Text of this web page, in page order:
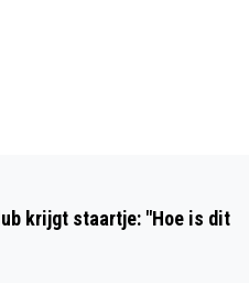
krijgt staartje: "Hoe is dit